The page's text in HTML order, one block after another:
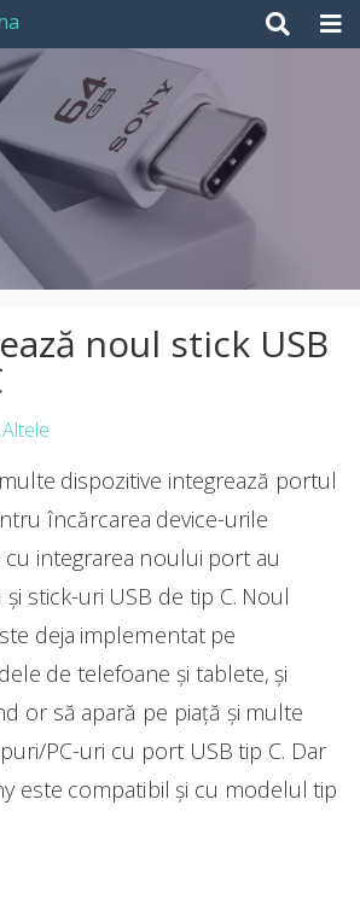
noul stick USB
Altele
dispozitive integrează portul
încărcarea device-urile
cu integrarea noului port au
stick-uri USB de tip C. Noul
deja implementat pe
de telefoane și tablete, și
or să apară pe piață și multe
PC-uri cu port USB tip C. Dar
este compatibil și cu modelul tip